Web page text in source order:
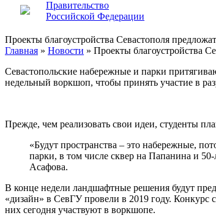
Правительство
Российской Федерации
Проекты благоустройства Севастополя
Главная » Новости » Проекты благоустройства
Севастопольские набережные и парки
недельный воркшоп, чтобы принять участие в
Прежде, чем реализовать свои идеи, студенты
«Будут пространства – это набережные,
парки, в том числе сквер на Папанина и
Асафова.
В конце недели ландшафтные решения будут
«дизайн» в СевГУ провели в 2019 году. Конкурс
них сегодня участвуют в воркшопе.